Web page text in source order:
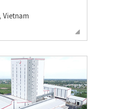
Vietnam